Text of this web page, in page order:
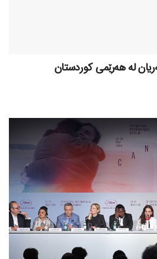
لە هەرێمی کوردستان